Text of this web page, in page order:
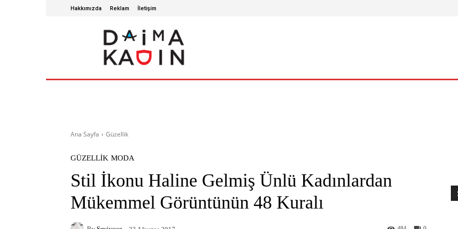
Hakkımızda Reklam İletişim
Ana Sayfa Güzellik
GÜZELLIK MODA
Stil İkonu Haline Gelmiş Ünlü Kadınlardan
Mükemmel Görüntünün 48 Kuralı